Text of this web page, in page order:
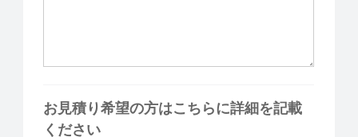
お見積り希望の方はこちらに詳細を記載
ください